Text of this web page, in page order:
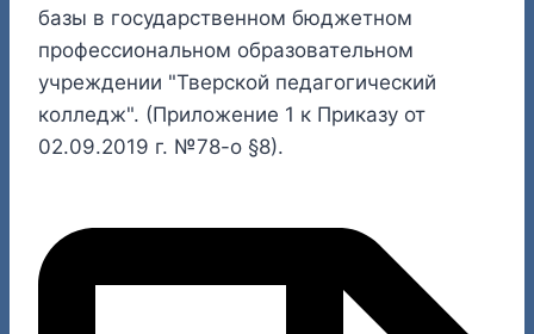
базы в государственном бюджетном
профессиональном образовательном
учреждении "Тверской педагогический
колледж". (Приложение 1 к Приказу от
02.09.2019 г. №78-о §8).